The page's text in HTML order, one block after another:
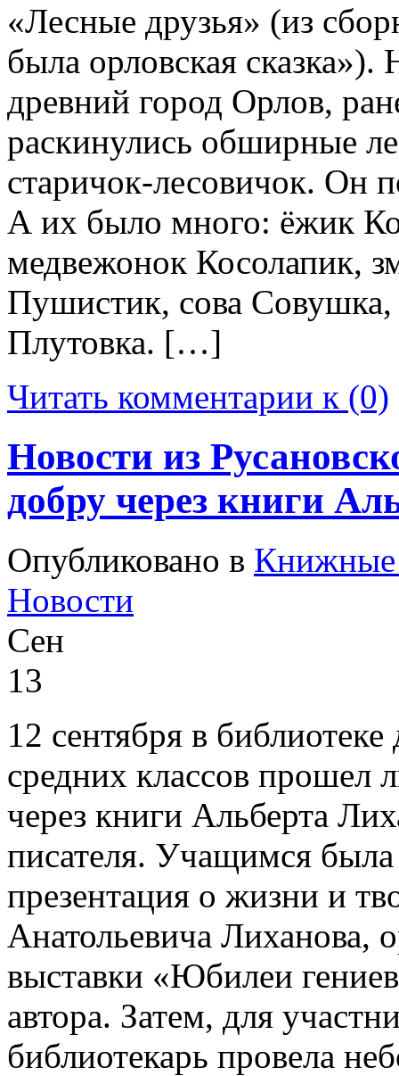
«Лесные друзья» (из
была орловская сказка»).
древний город Орлов,
раскинулись обширные
старичок-лесовичок. Он
А их было много: ёжик
медвежонок Косолапик,
Пушистик, сова Совушка,
Плутовка. […]
Читать комментарии к (0)
Новости из
добру через книги
Опубликовано в Книжные
Новости
Сен
13
12 сентября в
средних классов прошел
через книги Альберта
писателя. Учащимся
презентация о жизни и
Анатольевича Лиханова,
выставки «Юбилеи
автора. Затем, для
библиотекарь провела